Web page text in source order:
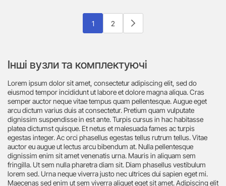
1 2
Інші вузли та комплектуючі
Lorem ipsum dolor sit amet, consectetur adipiscing elit, sed do
eiusmod tempor incididunt ut labore et dolore magna aliqua. Cras
semper auctor neque vitae tempus quam pellentesque. Augue eget
arcu dictum varius duis at consectetur. Pretium quam vulputate
dignissim suspendisse in est ante. Turpis cursus in hac habitasse
platea dictumst quisque. Et netus et malesuada fames ac turpis
egestas integer. Ac orci phasellus egestas tellus rutrum tellus. Vitae
auctor eu augue ut lectus arcu bibendum at. Nulla pellentesque
dignissim enim sit amet venenatis urna. Mauris in aliquam sem
fringilla. Ut sem nulla pharetra diam sit. Diam phasellus vestibulum
lorem sed. Urna neque viverra justo nec ultrices dui sapien eget mi.
Maecenas sed enim ut sem viverra aliquet eget sit amet. Adipiscing elit